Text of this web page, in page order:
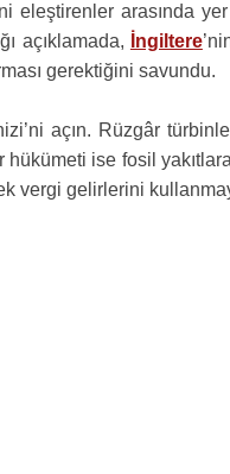
eleştirenler arasında
açıklamada, İngiltere
gerektiğini savundu.
açın. Rüzgâr
ise fosil yakıtlara
vergi gelirlerini